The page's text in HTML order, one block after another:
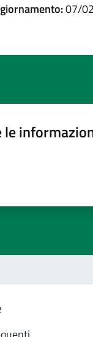
07/
le